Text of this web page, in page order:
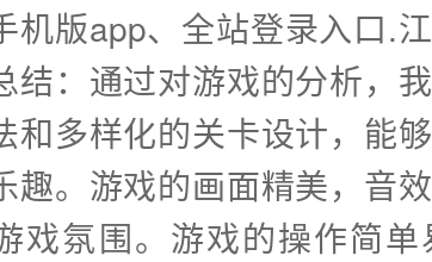
机版app、全站登录入口.
结：通过对游戏的分析，
和多样化的关卡设计，能
趣。游戏的画面精美，音
戏氛围。游戏的操作简